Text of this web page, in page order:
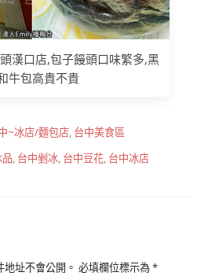
漢口店,包子饅頭口味繁多,黑
牛包高貴不貴
~冰店/麵包店, 台中美食區
, 台中剉冰, 台中豆花, 台中冰店
址不會公開。 必填欄位標示為*